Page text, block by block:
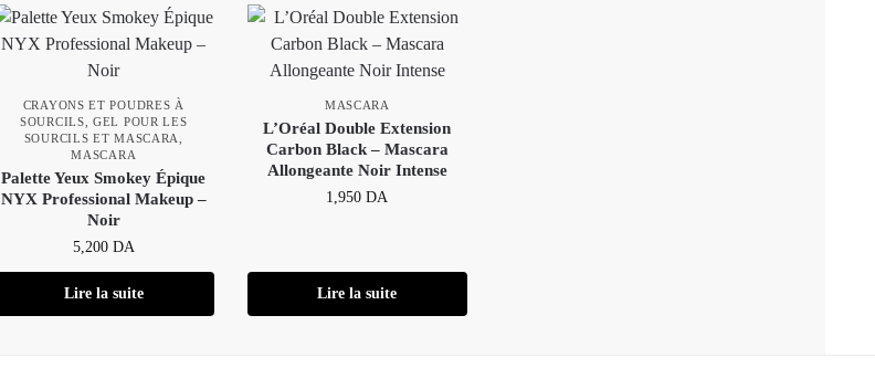
CRAYONS ET POUDRES À
SOURCILS ,GEL POUR LES
SOURCILS ET MASCARA
MASCARA
Palette Yeux Smokey Épique
NYX Professional Makeup –
Noir
5,200 DA
Lire la suite
MASCARA
L’Oréal Double Extension
Carbon Black – Mascara
Allongeante Noir Intense
1,950DA
Lire la suite